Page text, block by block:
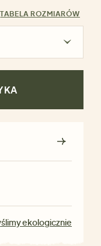
TABELA ROZMIARÓW
ekologicznie